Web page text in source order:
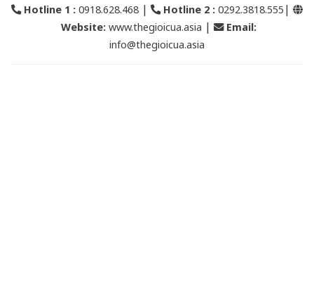
Hotline 1 : 0918.628.468 | Hotline 2 : 0292.3818.555 |
Website: www.thegioicua.asia | Email:
info@thegioicua.asia